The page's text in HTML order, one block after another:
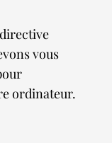
vous
ordinateur.